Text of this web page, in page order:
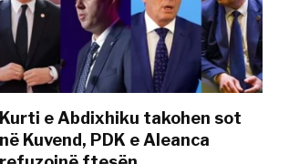
Kurti e Abdixhiku takohen sot
në Kuvend, PDK e Aleanca